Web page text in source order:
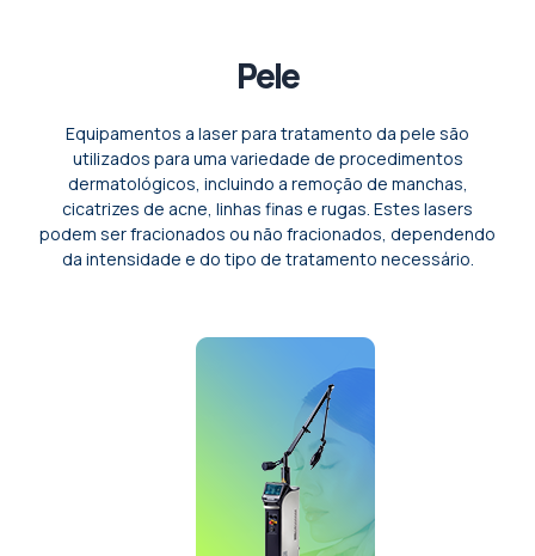
Pele
Equipamentos a laser para tratamento da pele são
utilizados para uma variedade de procedimentos
dermatológicos, incluindo a remoção de manchas,
cicatrizes de acne, linhas finas e rugas. Estes lasers
podem ser fracionados ou não fracionados, dependendo
da intensidade e do tipo de tratamento necessário.